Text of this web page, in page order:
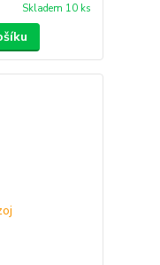
Skladem 10 ks